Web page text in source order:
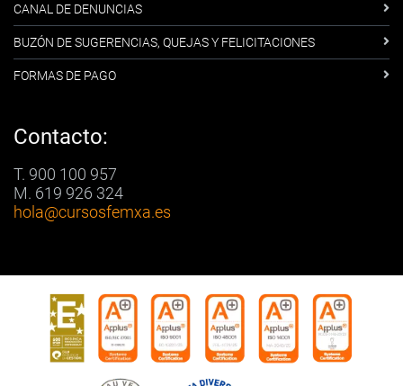
CANAL DE DENUNCIAS
BUZÓN DE SUGERENCIAS, QUEJAS Y FELICITACIONES
FORMAS DE PAGO
Contacto:
T. 900 100 957
M. 619 926 324
hola@cursosfemxa.es